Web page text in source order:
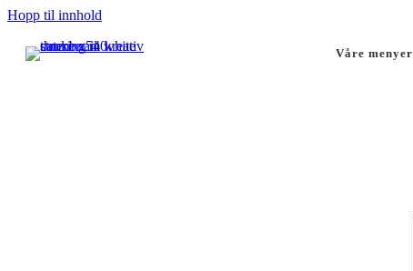
Hopp til innhold
Våre menyer